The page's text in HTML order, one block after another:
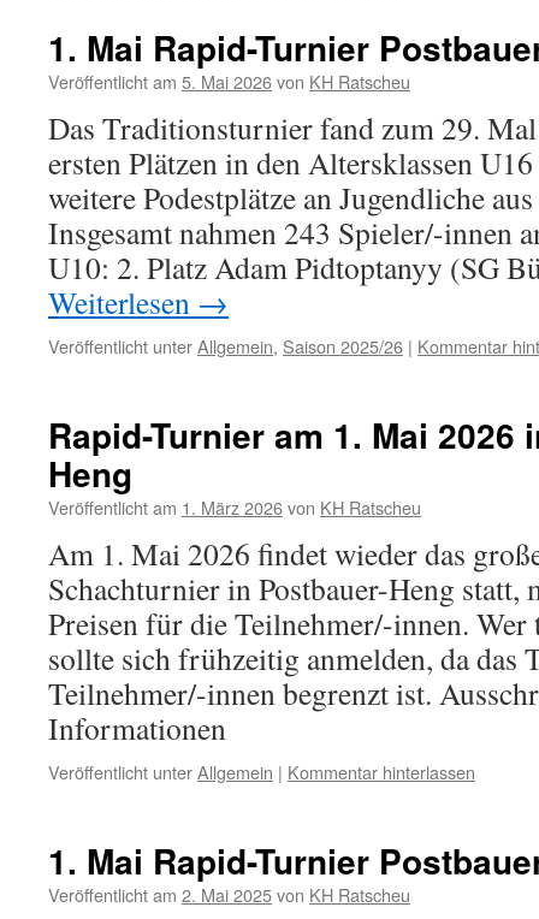
1. Mai Rapid-Turnier
Veröffentlicht am 5. Mai 2026von KH Ratscheu
Das Traditionsturnier fand zum 29.
ersten Plätzen in den Altersklassen
weitere Podestplätze an Jugendliche
Insgesamt nahmen 243 Spieler/-innen
U10: 2. Platz Adam Pidtoptanyy (SG
Weiterlesen →
Veröffentlicht unterAllgemein, Saison 2025/26 | Kommentar
Rapid-Turnier am 1. Mai 2026
Heng
Veröffentlicht am 1. März 2026von KH Ratscheu
Am 1. Mai 2026 findet wieder das
Schachturnier in Postbauer-Heng
Preisen für die Teilnehmer/-innen. Wer
sollte sich frühzeitig anmelden, da das
Teilnehmer/-innen begrenzt ist.
Informationen
Veröffentlicht unterAllgemein | Kommentar hinterlassen
1. Mai Rapid-Turnier
Veröffentlicht am 2. Mai 2025von KH Ratscheu